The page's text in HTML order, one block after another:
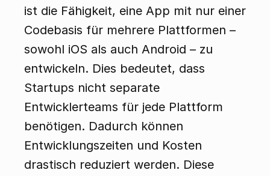
ist die Fähigkeit, eine App mit nur einer
Codebasis für mehrere Plattformen –
sowohl iOS als auch Android – zu
entwickeln. Dies bedeutet, dass
Startups nicht separate
Entwicklerteams für jede Plattform
benötigen. Dadurch können
Entwicklungszeiten und Kosten
drastisch reduziert werden. Diese